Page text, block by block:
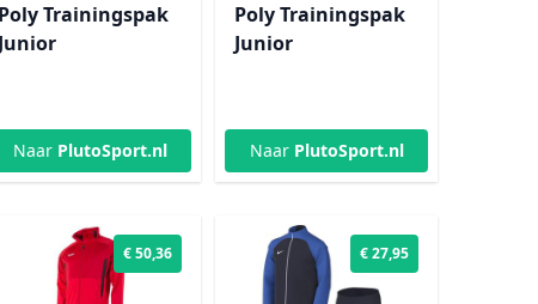
Poly Trainingspak
Junior
Naar PlutoSport.nl
Poly Trainingspak
Junior
Naar PlutoSport.nl
€ 50,36 € 27,95